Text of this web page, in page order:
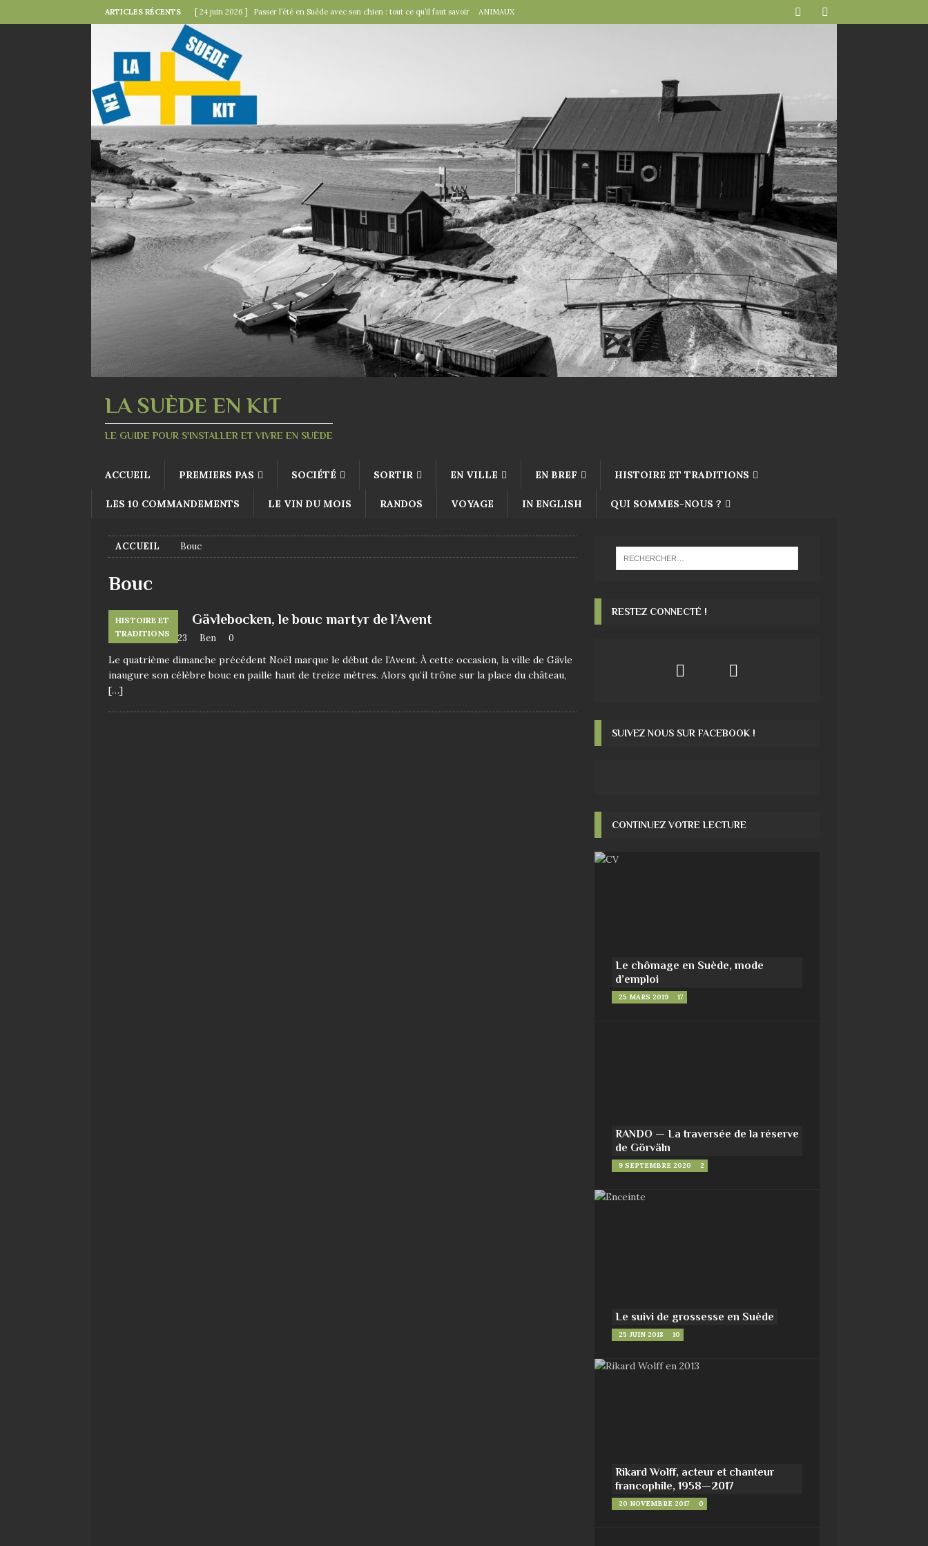
ARTICLES RÉCENTS [ 24 juin 2026 ] Passer l’été en Suède avec son chien : tout ce qu’il faut savoir ANIMAUX
[ 22 juin 2026 ]
[ 18 juin 2026 ]
[ 15 juin 2026 ]
SUÉDOISES
[ 6 juin 2026 ] Le rire s’invite à table : « Venez donc dîner ce soir ! » EN VILLE
LA SUÈDE EN KIT
LE GUIDE POUR S'INSTALLER ET VIVRE EN SUÈDE
ACCUEIL PREMIERS PAS SOCIÉTÉ SORTIR EN VILLE EN BREF HISTOIRE ET TRADITIONS
LES 10 COMMANDEMENTS LE VIN DU MOIS RANDOS VOYAGE IN ENGLISH QUI SOMMES-NOUS ?
ACCUEIL Bouc
Bouc
HISTOIRE ET
TRADITIONS
Gävlebocken, le bouc martyr de l’Avent
17 décembre 2023 Ben 0
Le quatrième dimanche précédent Noël marque le début de l’Avent. À cette occasion, la ville de Gävle
inaugure son célèbre bouc en paille haut de treize mètres. Alors qu’il trône sur la place du château,
[…]
RESTEZ CONNECTÉ !
SUIVEZ NOUS SUR FACEBOOK !
CONTINUEZ VOTRE LECTURE
Le chômage en Suède, mode
d’emploi
25 MARS 2019 17
RANDO — La traversée de la réserve
de Görväln
9 SEPTEMBRE 2020 2
Le suivi de grossesse en Suède
25 JUIN 2018 10
Rikard Wolff, acteur et chanteur
francophile, 1958—2017
20 NOVEMBRE 2017 0